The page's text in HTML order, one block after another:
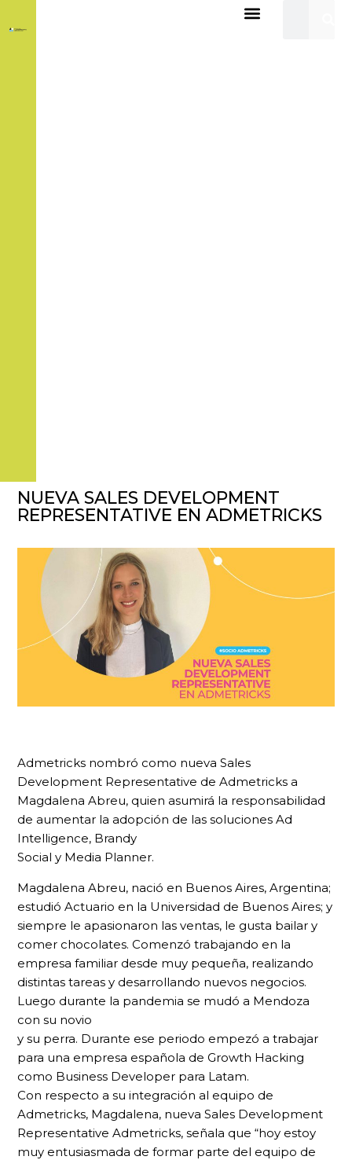
NUEVA SALES DEVELOPMENT
REPRESENTATIVE EN ADMETRICKS
Admetricks nombró como nueva Sales
Development Representative de Admetricks a
Magdalena Abreu, quien asumirá la responsabilidad
de aumentar la adopción de las soluciones Ad
Intelligence, Brandy
Social y Media Planner.
Magdalena Abreu, nació en Buenos Aires, Argentina;
estudió Actuario en la Universidad de Buenos Aires; y
siempre le apasionaron las ventas, le gusta bailar y
comer chocolates. Comenzó trabajando en la
empresa familiar desde muy pequeña, realizando
distintas tareas y desarrollando nuevos negocios.
Luego durante la pandemia se mudó a Mendoza
con su novio
y su perra. Durante ese periodo empezó a trabajar
para una empresa española de Growth Hacking
como Business Developer para Latam.
Con respecto a su integración al equipo de
Admetricks, Magdalena, nueva Sales Development
Representative Admetricks, señala que “hoy estoy
muy entusiasmada de formar parte del equipo de